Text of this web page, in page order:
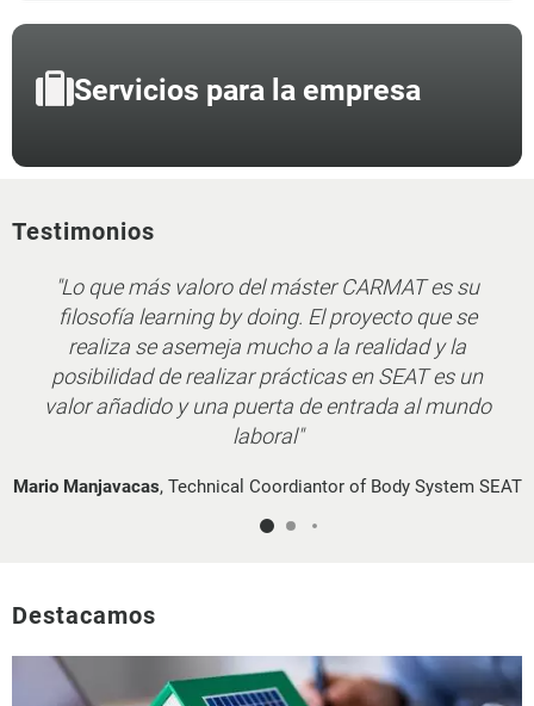
Servicios para la empresa
Testimonios
"Lo que más valoro del máster CARMAT es su
filosofía learning by doing. El proyecto que se
realiza se asemeja mucho a la realidad y la
posibilidad de realizar prácticas en SEAT es un
valor añadido y una puerta de entrada al mundo
laboral"
Mario Manjavacas, Technical Coordiantor of Body System SEAT
Destacamos